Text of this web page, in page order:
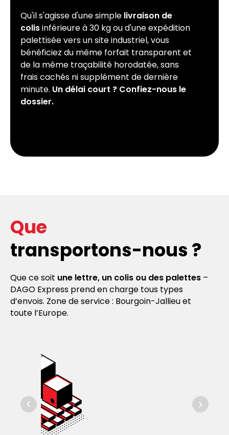
Qu'il s'agisse d'une simple livraison de
colisinférieure à 30 kg ou d'une expédition
palettisée vers un site industriel, vous
bénéficiez du même forfait transparent et
de la même traçabilité horodatée, sans
frais cachés ni supplément de dernière
minute. Un délai court ? Confiez-nous le
dossier.
Que
transportons-nous ?
Que ce soit une lettre, un colis ou des palettes –
DAGO Express prend en charge tous types
d’envois. Zone de service : Bourgoin-Jallieu et
toute l’Europe.